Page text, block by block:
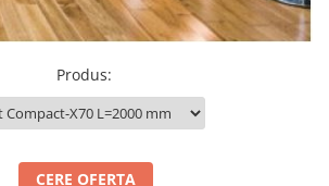
Produs:
CERE OFERTA